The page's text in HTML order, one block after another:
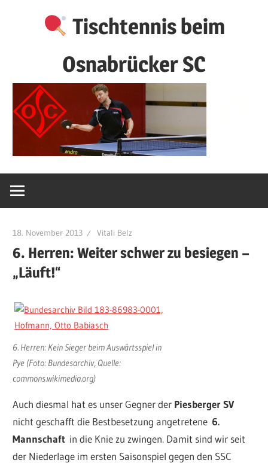
Tischtennis beim
Osnabrücker SC
18. November 2013 Vitali Belz
6. Herren: Weiter schwer zu besiegen –
„Läuft!“
6. Herren: Kein Sieger beim Auswärtsspiel in
Pye (Foto: Bundesarchiv, Quelle:
commons.wikimedia.org)
Auch diesmal hat es unser Gegner der Piesberger SV
nicht geschafft die Bestbesetzung angetretene 6.
Mannschaft in die Knie zu zwingen. Damit sind wir seit
der Niederlage im ersten Saisonspiel gegen den SSC